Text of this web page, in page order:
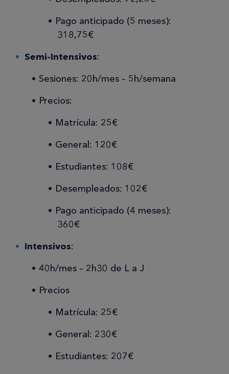
Pago anticipado (5 meses):
318,75€
Semi-Intensivos:
Sesiones: 20h/mes – 5h/semana
Precios:
Matrícula: 25€
General: 120€
Estudiantes: 108€
Desempleados: 102€
Pago anticipado (4 meses):
360€
Intensivos:
40h/mes – 2h30 de L a J
Precios
Matrícula: 25€
General: 230€
Estudiantes: 207€